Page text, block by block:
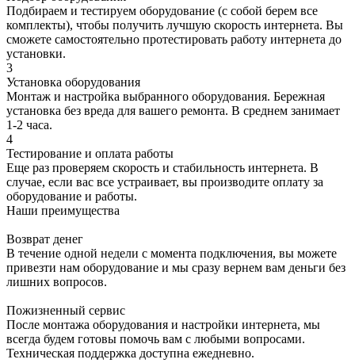
Подбираем и тестируем оборудование (с собой берем все
комплекты), чтобы получить лучшую скорость интернета. Вы
сможете самостоятельно протестировать работу интернета до
установки.
3
Установка оборудования
Монтаж и настройка выбранного оборудования. Бережная
установка без вреда для вашего ремонта. В среднем занимает
1-2 часа.
4
Тестирование и оплата работы
Еще раз проверяем скорость и стабильность интернета. В
случае, если вас все устраивает, вы производите оплату за
оборудование и работы.
Наши преимущества
Возврат денег
В течение одной недели с момента подключения, вы можете
привезти нам оборудование и мы сразу вернем вам деньги без
лишних вопросов.
Пожизненный сервис
После монтажа оборудования и настройки интернета, мы
всегда будем готовы помочь вам с любыми вопросами.
Техническая поддержка доступна ежедневно.